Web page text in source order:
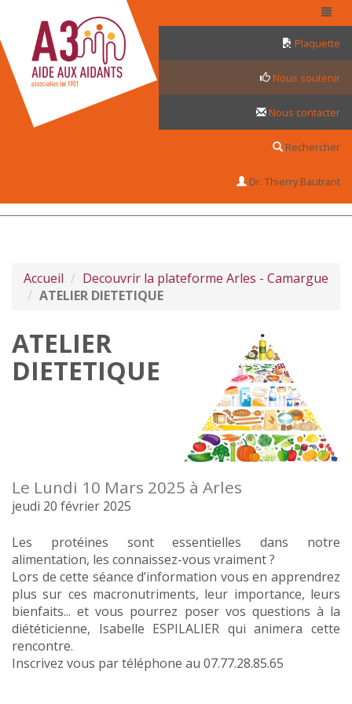
Plaquette
Nous soutenir
Nous contacter
Rechercher
Dr. Thierry Bautrant
Accueil
Decouvrir la plateforme Arles - Camargue
ATELIER DIETETIQUE
ATELIER
DIETETIQUE
Le Lundi 10 Mars 2025 à Arles
jeudi 20 février 2025
Les protéines sont essentielles dans notre
alimentation, les connaissez-vous vraiment ?
Lors de cette séance d’information vous en apprendrez
plus sur ces macronutriments, leur importance, leurs
bienfaits... et vous pourrez poser vos questions à la
diététicienne, Isabelle ESPILALIER qui animera cette
rencontre.
Inscrivez vous par téléphone au 07.77.28.85.65
Panneau de gestion des cookies